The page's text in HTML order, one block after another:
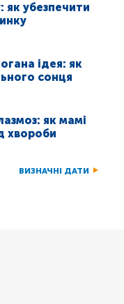
як убезпечити
ідея: як
сонця
як мамі
хвороби
ВИЗНАЧНІ ДАТИ